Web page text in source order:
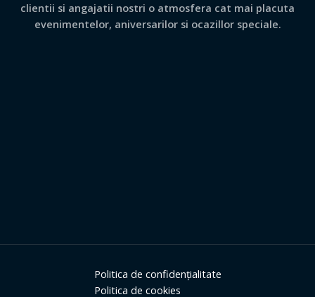
clientii si angajatii nostri o atmosfera cat mai placuta
evenimentelor, aniversarilor si ocazillor speciale.
Politica de confidențialitate
Politica de cookies